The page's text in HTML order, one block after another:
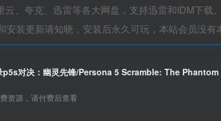
、夸克、迅雷等各大网盘，支持迅雷和IDM下载。
装更新请知晓，安装后永久可玩，本站会员没有
资源，请付费后查看